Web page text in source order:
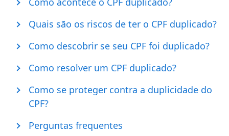
Quais são os riscos de ter o CPF duplicado?
Como descobrir se seu CPF foi duplicado?
Como resolver um CPF duplicado?
Como se proteger contra a duplicidade do
CPF?
Perguntas frequentes